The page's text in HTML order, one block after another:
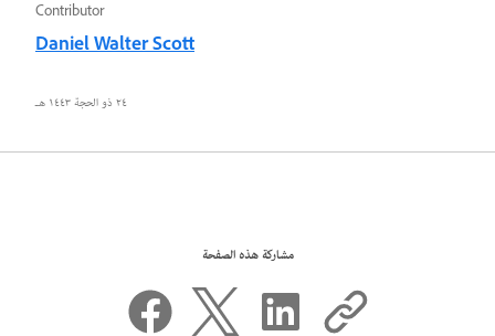
Contributor
Daniel Walter Scott
٢٤ ذو الحجة ١٤٤٣ هـ
مشاركة هذه الصفحة